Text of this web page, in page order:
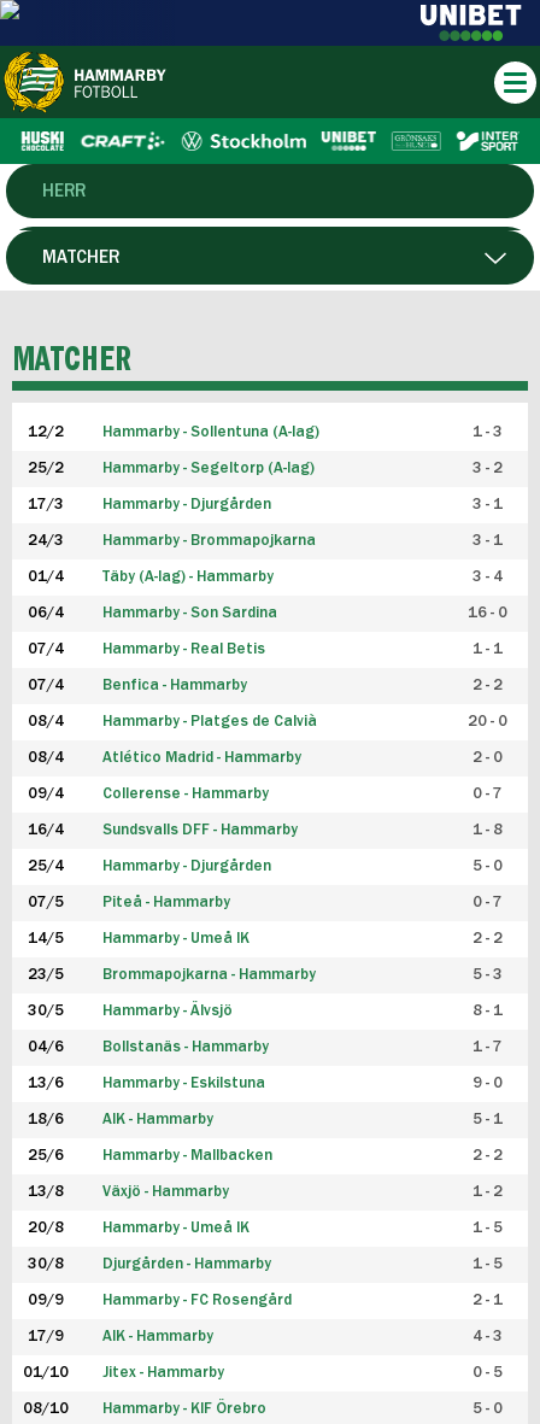
HERR
DAM
P19
F19
FUTSAL HERR
FUTSAL DAM
MATCHER
MATCHER
12/2 Hammarby - Sollentuna (A-lag) 1 - 3
25/2 Hammarby - Segeltorp (A-lag) 3 - 2
17/3 Hammarby - Djurgården 3 - 1
24/3 Hammarby - Brommapojkarna 3 - 1
01/4 Täby (A-lag) - Hammarby 3 - 4
06/4 Hammarby - Son Sardina 16 - 0
07/4 Hammarby - Real Betis 1 - 1
07/4 Benfica - Hammarby 2 - 2
08/4 Hammarby - Platges de Calvià 20 - 0
08/4 Atlético Madrid - Hammarby 2 - 0
09/4 Collerense - Hammarby 0 - 7
16/4 Sundsvalls DFF - Hammarby 1 - 8
25/4 Hammarby - Djurgården 5 - 0
07/5 Piteå - Hammarby 0 - 7
14/5 Hammarby - Umeå IK 2 - 2
23/5 Brommapojkarna - Hammarby 5 - 3
30/5 Hammarby - Älvsjö 8 - 1
04/6 Bollstanäs - Hammarby 1 - 7
13/6 Hammarby - Eskilstuna 9 - 0
18/6 AIK - Hammarby 5 - 1
25/6 Hammarby - Mallbacken 2 - 2
13/8 Växjö - Hammarby 1 - 2
20/8 Hammarby - Umeå IK 1 - 5
30/8 Djurgården - Hammarby 1 - 5
09/9 Hammarby - FC Rosengård 2 - 1
17/9 AIK - Hammarby 4 - 3
01/10 Jitex - Hammarby 0 - 5
08/10 Hammarby - KIF Örebro 5 - 0